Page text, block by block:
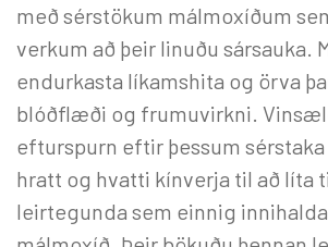
með sérstökum málmoxíðum
verkum að þeir linuðu sársauka.
endurkasta líkamshita og örva
blóðflæði og frumuvirkni.
efturspurn eftir þessum
hratt og hvatti kínverja til að líta
leirtegunda sem einnig